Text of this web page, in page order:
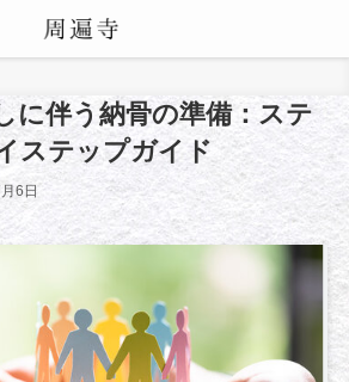
に伴う納骨の準備：ステ
ステップガイド
6日